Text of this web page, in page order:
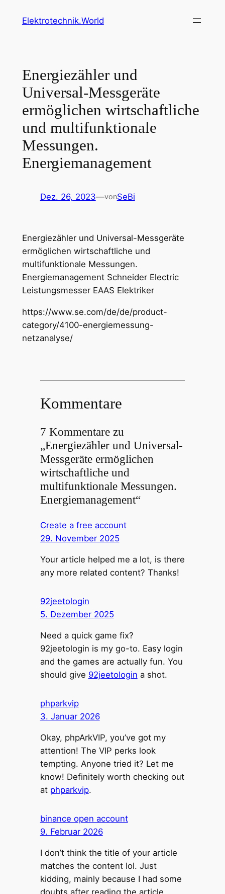
InhaltElektrotechnik.World
Energiezähler und
Universal-Messgeräte
ermöglichen wirtschaftliche
und multifunktionale
Messungen.
Energiemanagement
Dez. 26, 2023—vonSeBi
Energiezähler und Universal-Messgeräte
ermöglichen wirtschaftliche und
multifunktionale Messungen.
Energiemanagement Schneider Electric
Leistungsmesser EAAS Elektriker
https://www.se.com/de/de/product-
category/4100-energiemessung-
netzanalyse/
Kommentare
7 Kommentare zu
„Energiezähler und Universal-
Messgeräte ermöglichen
wirtschaftliche und
multifunktionale Messungen.
Energiemanagement“
Create a free account
29. November 2025
Your article helped me a lot, is there
any more related content? Thanks!
92jeetologin
5. Dezember 2025
Need a quick game fix?
92jeetologin is my go-to. Easy login
and the games are actually fun. You
should give 92jeetologin a shot.
phparkvip
3. Januar 2026
Okay, phpArkVIP, you’ve got my
attention! The VIP perks look
tempting. Anyone tried it? Let me
know! Definitely worth checking out
at phparkvip.
binance open account
9. Februar 2026
I don’t think the title of your article
matches the content lol. Just
kidding, mainly because I had some